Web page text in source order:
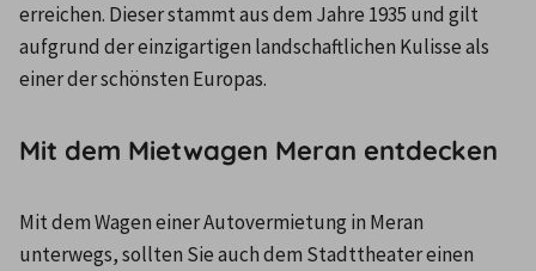
erreichen. Dieser stammt aus dem Jahre 1935 und gilt
aufgrund der einzigartigen landschaftlichen Kulisse als
einer der schönsten Europas.
Mit dem Mietwagen Meran entdecken
Mit dem Wagen einer Autovermietung in Meran
unterwegs, sollten Sie auch dem Stadttheater einen